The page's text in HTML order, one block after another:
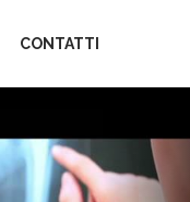
CONTATTI